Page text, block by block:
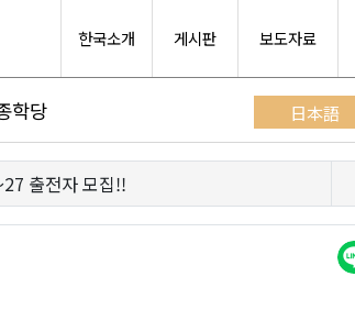
한국소개 게시판 보도자료
학당 日本語
출전자 모집!!